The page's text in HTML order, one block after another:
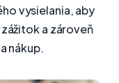
vysielania, aby
a zároveň
nákup.